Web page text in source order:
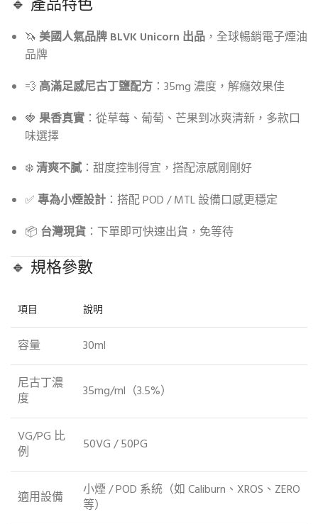
🦄美國人氣品牌 BLVK Unicorn 出品 ，全球暢銷電子煙油
品牌
💨 高滿足感尼古丁鹽配方 ：35mg 濃度，解癮效果佳
🍓 果香真實 ：從草莓、葡萄、芒果到冰爽清新，多款口
味選擇
❄️清爽不膩 ：甜度控制得宜，搭配涼感剛剛好
✅專為小煙設計 ：搭配 POD / MTL 設備口感更穩定
📦 台灣現貨 ：下單即可快速出貨，免等待
🔹 規格參數
項目 說明
容量 30ml
尼古丁濃
度
35mg/ml（3.5%）
VG/PG 比
例
50VG / 50PG
適用設備
小煙 / POD 系統（如 Caliburn、XROS、ZERO
等）